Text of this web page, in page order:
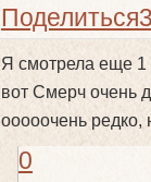
Поделиться
Я смотрела еще 1
вот Смерч очень
ооооочень редко,
0